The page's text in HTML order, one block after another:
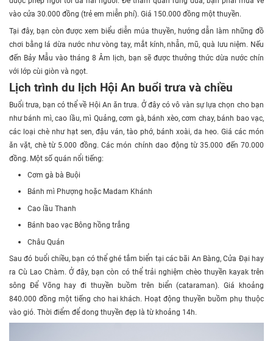
vào cửa 30.000 đồng (trẻ em miễn phí). Giá 150.000 đồng một thuyền.
Tại đây, bạn còn được xem biểu diễn múa thuyền, hướng dẫn làm những đồ
chơi bằng lá dừa nước như vòng tay, mắt kính, nhẫn, mũ, quà lưu niệm. Nếu
đến Bảy Mẫu vào tháng 8 Âm lịch, bạn sẽ được thưởng thức dừa nước chín
với lớp cùi giòn và ngọt.
Lịch trình du lịch Hội An buổi trưa và chiều
Buổi trưa, bạn có thể về Hội An ăn trưa. Ở đây có vô vàn sự lựa chọn cho bạn
như bánh mì, cao lầu, mì Quảng, cơm gà, bánh xèo, cơm chay, bánh bao vạc,
các loại chè như hạt sen, đậu ván, tào phớ, bánh xoài, da heo. Giá các món
ăn vặt, chè từ 5.000 đồng. Các món chính dao động từ 35.000 đến 70.000
đồng. Một số quán nổi tiếng:
Cơm gà bà Buội
Bánh mì Phượng hoặc Madam Khánh
Cao lầu Thanh
Bánh bao vạc Bông hồng trắng
Châu Quán
Sau đó buổi chiều, bạn có thể ghé tắm biển tại các bãi An Bàng, Cửa Đại hay
ra Cù Lao Chàm. Ở đây, bạn còn có thể trải nghiệm chèo thuyền kayak trên
sông Để Võng hay đi thuyền buồm trên biển (cataraman). Giá khoảng
840.000 đồng một tiếng cho hai khách. Hoạt động thuyền buồm phụ thuộc
vào gió. Thời điểm để dong thuyền đẹp là từ khoảng 14h.